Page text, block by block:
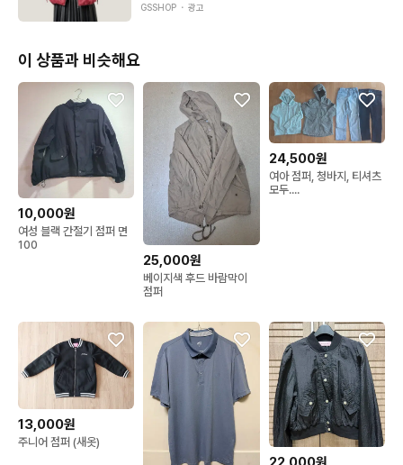
GSSHOP ・ 광고
이 상품과 비슷해요
10,000원
여성 블랙 간절기 점퍼 면
100
25,000원
베이지색 후드 바람막이
점퍼
24,500원
여아 점퍼, 청바지, 티셔츠
모두....
13,000원
주니어 점퍼 (새옷)